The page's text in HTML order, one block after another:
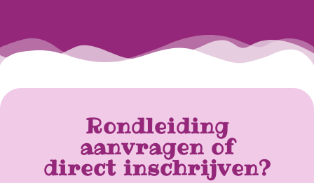
Rondleiding
aanvragen of
direct inschrijven?